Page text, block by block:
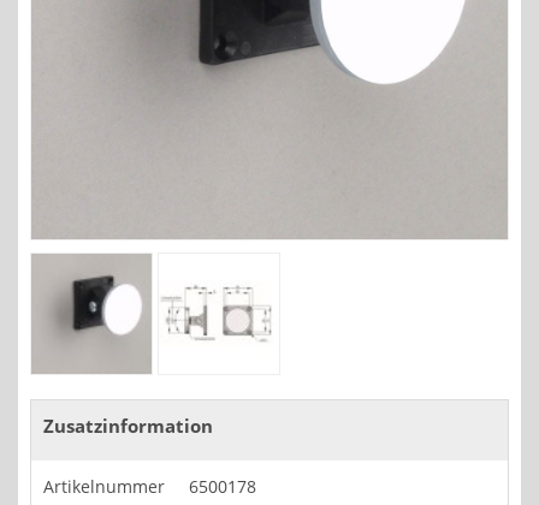
Zusatzinformation
Artikelnummer
6500178